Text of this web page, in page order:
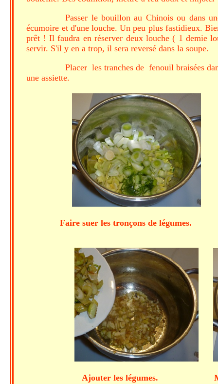
Passer le bouillon au Chinois ou dans
écumoire et d'une louche. Un peu plus fastidieux.
prêt ! Il faudra en réserver deux louche ( 1 demie
servir. S'il y en a trop, il sera reversé dans la soupe.
Placer les tranches de fenouil braisées
une assiette.
Faire suer les tronçons de
Ajouter les légumes. Mijoter 5